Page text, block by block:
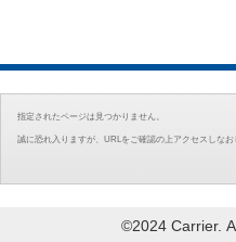
指定されたページは見つかりません。
誠に恐れ入りますが、URLをご確認の上アクセスしな
©2024 Carrier.